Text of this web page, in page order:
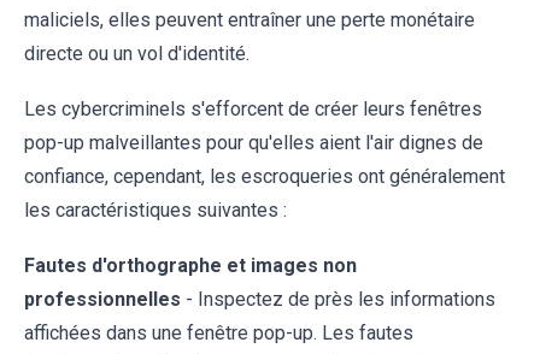
maliciels, elles peuvent entraîner une perte monétaire
directe ou un vol d'identité.
Les cybercriminels s'efforcent de créer leurs fenêtres
pop-up malveillantes pour qu'elles aient l'air dignes de
confiance, cependant, les escroqueries ont généralement
les caractéristiques suivantes :
Fautes d'orthographe et images non
professionnelles - Inspectez de près les informations
affichées dans une fenêtre pop-up. Les fautes